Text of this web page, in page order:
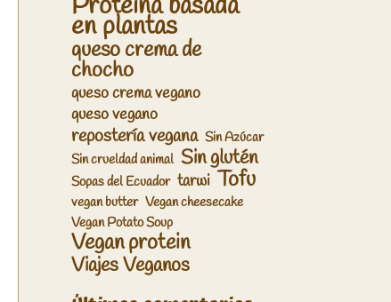
en plantas
queso crema de
chocho
queso crema vegano
queso vegano
repostería vegana Sin Azúcar
Sin crueldad animal Sin glutén
Sopas del Ecuador tarwi Tofu
vegan butter Vegan cheesecake
Vegan Potato Soup
Vegan protein
Viajes Veganos